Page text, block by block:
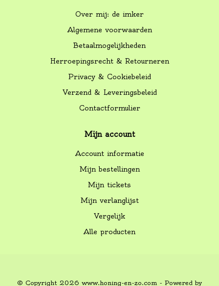
Over mij: de imker
Algemene voorwaarden
Betaalmogelijkheden
Herroepingsrecht & Retourneren
Privacy & Cookiebeleid
Verzend & Leveringsbeleid
Contactformulier
Mijn account
Account informatie
Mijn bestellingen
Mijn tickets
Mijn verlanglijst
Vergelijk
Alle producten
© Copyright 2026 www.honing-en-zo.com - Powered by